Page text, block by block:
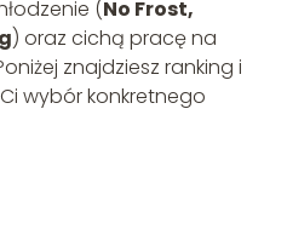
(No Frost,
) oraz cichą pracę na
znajdziesz ranking i
wybór konkretnego